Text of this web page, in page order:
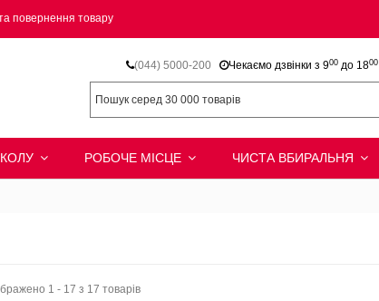
повернення товару
(044) 5000-200 Чекаємо дзвінки з 900до 1800
РОБОЧЕ МІСЦЕ ЧИСТА ВБИРАЛЬНЯ
1 - 17 з 17 товарів